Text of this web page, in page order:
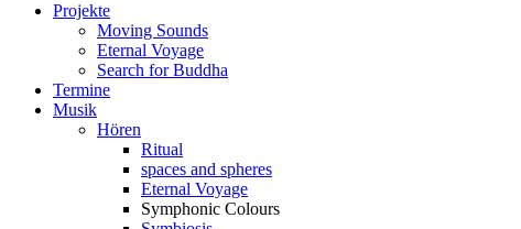
Projekte
Moving Sounds
Eternal Voyage
Search for Buddha
Termine
Musik
Hören
Ritual
spaces and spheres
Eternal Voyage
Symphonic Colours